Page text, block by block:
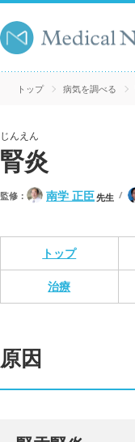
トップ 病気を調べる
じんえん
腎炎
監修： 南学 正臣先生
トップ
治療
原因